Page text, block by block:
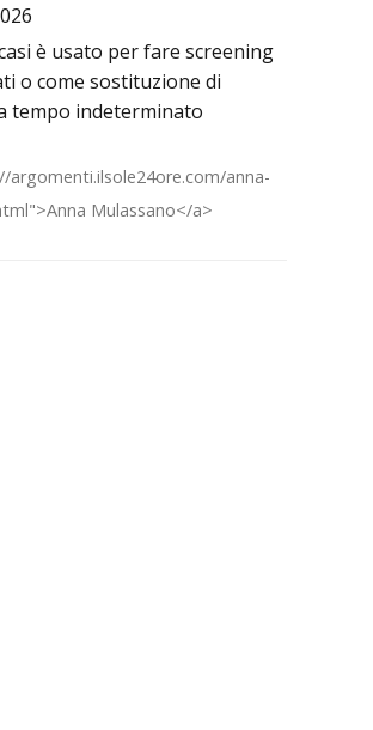
è usato per fare screening
o come sostituzione di
tempo indeterminato
argomenti.ilsole24ore.com/anna-
Mulassano</a>